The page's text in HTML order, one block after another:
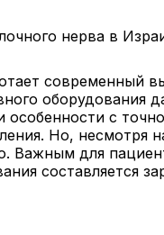
современный
оборудования
с
Но, несмотря
для
составляется